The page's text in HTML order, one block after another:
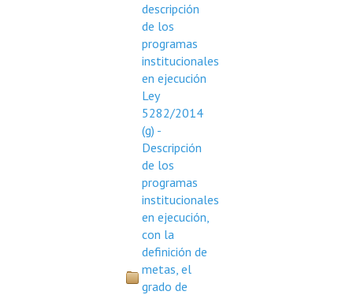
descripción
de los
programas
institucionales
en ejecución
Ley
5282/2014
(g) -
Descripción
de los
programas
institucionales
en ejecución,
con la
definición de
metas, el
grado de